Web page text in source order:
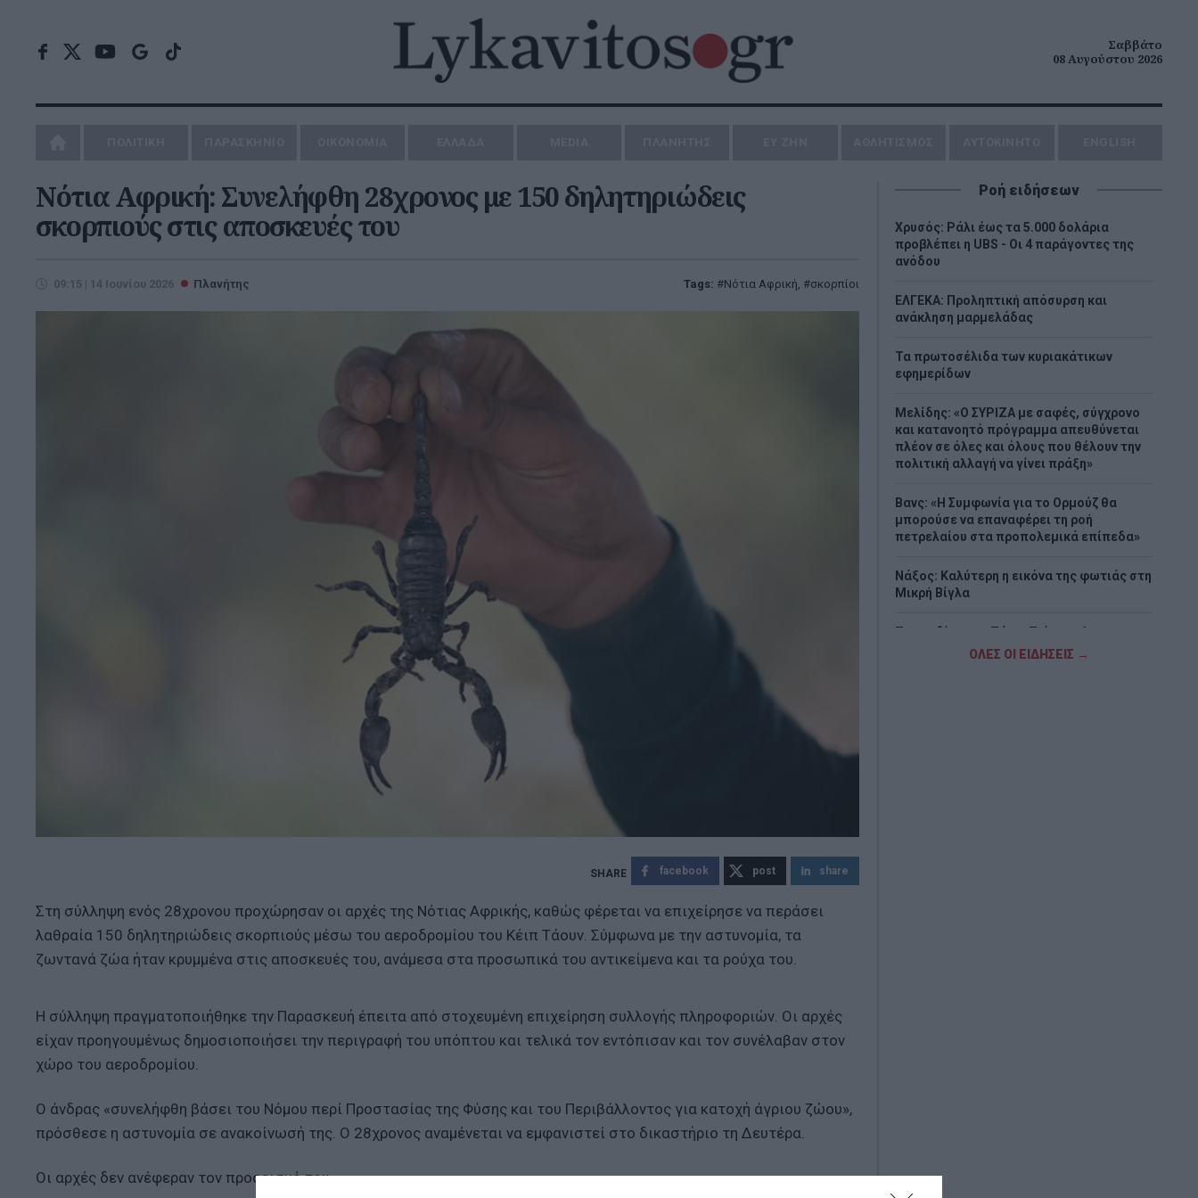
Σαββάτο
08 Αυγούστου 2026
Νότια Αφρική: Συνελήφθη 28χρονος με 150 δηλητηριώδεις
σκορπιούς στις αποσκευές του
09:15 | 14 Ιουνίου 2026 Πλανήτης Tags: Νότια Αφρική, σκορπίοι
facebook post share
Στη σύλληψη ενός 28χρονου προχώρησαν οι αρχές της Νότιας Αφρικής, καθώς φέρεται να επιχείρησε να περάσει
λαθραία 150 δηλητηριώδεις σκορπιούς μέσω του αεροδρομίου του Κέιπ Τάουν. Σύμφωνα με την αστυνομία, τα
ζωντανά ζώα ήταν κρυμμένα στις αποσκευές του, ανάμεσα στα προσωπικά του αντικείμενα και τα ρούχα του.
Η σύλληψη πραγματοποιήθηκε την Παρασκευή έπειτα από στοχευμένη επιχείρηση συλλογής πληροφοριών. Οι αρχές
είχαν προηγουμένως δημοσιοποιήσει την περιγραφή του υπόπτου και τελικά τον εντόπισαν και τον συνέλαβαν στον
χώρο του αεροδρομίου.
Ο άνδρας «συνελήφθη βάσει του Νόμου περί Προστασίας της Φύσης και του Περιβάλλοντος για κατοχή άγριου ζώου»,
πρόσθεσε η αστυνομία σε ανακοίνωσή της. Ο 28χρονος αναμένεται να εμφανιστεί στο δικαστήριο τη Δευτέρα.
Οι αρχές δεν ανέφεραν τον προορισμό του.
Ροή ειδήσεων
Χρυσός: Ράλι έως τα 5.000 δολάρια
προβλέπει η UBS - Οι 4 παράγοντες της
ανόδου
ΕΛΓΕΚΑ: Προληπτική απόσυρση και
ανάκληση μαρμελάδας
Τα πρωτοσέλιδα των κυριακάτικων
εφημερίδων
Μελίδης: «Ο ΣΥΡΙΖΑ με σαφές, σύγχρονο
και κατανοητό πρόγραμμα απευθύνεται
πλέον σε όλες και όλους που θέλουν την
πολιτική αλλαγή να γίνει πράξη»
Βανς: «Η Συμφωνία για το Ορμούζ θα
μπορούσε να επαναφέρει τη ροή
πετρελαίου στα προπολεμικά επίπεδα»
Νάξος: Καλύτερη η εικόνα της φωτιάς στη
Μικρή Βίγλα
Τραγωδία στην Πάρο: Πνίγηκε 4χρονος σε
πισίνα beach bar - Προσήχθησαν
ΟΛΕΣ ΟΙ ΕΙΔΗΣΕΙΣ →